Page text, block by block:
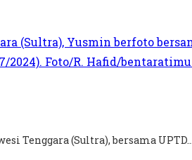
Tenggara (Sultra), bersama